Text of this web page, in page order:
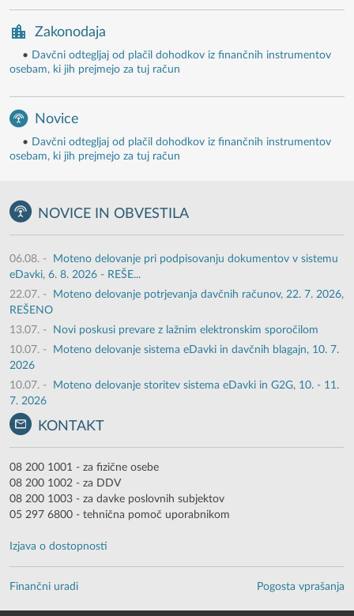
Zakonodaja
• Davčni odtegljaj od plačil dohodkov iz finančnih instrumentov
osebam, ki jih prejmejo za tuj račun
Novice
• Davčni odtegljaj od plačil dohodkov iz finančnih instrumentov
osebam, ki jih prejmejo za tuj račun
NOVICE IN OBVESTILA
06.08. -
Moteno delovanje pri podpisovanju dokumentov v sistemu
eDavki, 6. 8. 2026 - REŠE...
22.07. -
Moteno delovanje potrjevanja davčnih računov, 22. 7. 2026,
REŠENO
13.07. -
Novi poskusi prevare z lažnim elektronskim sporočilom
10.07. -
Moteno delovanje sistema eDavki in davčnih blagajn, 10. 7.
2026
10.07. -
Moteno delovanje storitev sistema eDavki in G2G, 10. - 11.
7. 2026
KONTAKT
08 200 1001 - za fizične osebe
08 200 1002 - za DDV
08 200 1003 - za davke poslovnih subjektov
05 297 6800 - tehnična pomoč uporabnikom
Izjava o dostopnosti
Finančni uradi Pogosta vprašanja